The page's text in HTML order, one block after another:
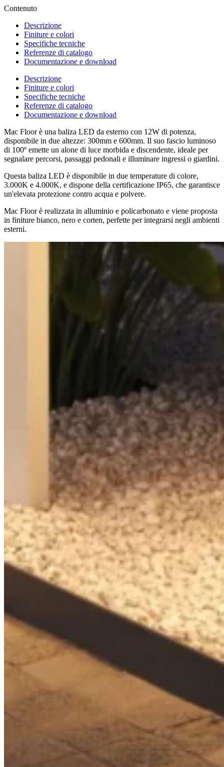
Contenuto
Descrizione
Finiture e colori
Specifiche tecniche
Referenze di catalogo
Documentazione e download
Descrizione
Finiture e colori
Specifiche tecniche
Referenze di catalogo
Documentazione e download
Mac Floor è una baliza LED da esterno con 12W di potenza,
disponibile in due altezze: 300mm e 600mm. Il suo fascio luminoso
di 100º emette un alone di luce morbida e discendente, ideale per
segnalare percorsi, passaggi pedonali e illuminare ingressi o giardini.
Questa baliza LED è disponibile in due temperature di colore,
3.000K e 4.000K, e dispone della certificazione IP65, che garantisce
un'elevata protezione contro acqua e polvere.
Mac Floor è realizzata in alluminio e policarbonato e viene proposta
in finiture bianco, nero e corten, perfette per integrarsi negli ambienti
esterni.